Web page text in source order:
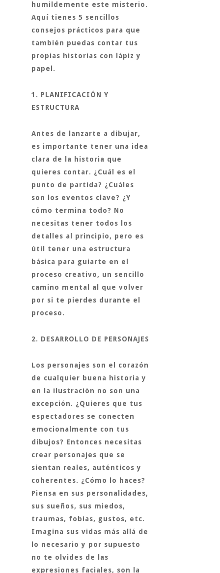
humildemente este misterio.
Aquí tienes 5 sencillos
consejos prácticos para que
también puedas contar tus
propias historias con lápiz y
papel.
1. PLANIFICACIÓN Y
ESTRUCTURA
Antes de lanzarte a dibujar,
es importante tener una idea
clara de la historia que
quieres contar. ¿Cuál es el
punto de partida? ¿Cuáles
son los eventos clave? ¿Y
cómo termina todo? No
necesitas tener todos los
detalles al principio, pero es
útil tener una estructura
básica para guiarte en el
proceso creativo, un sencillo
camino mental al que volver
por si te pierdes durante el
proceso.
2. DESARROLLO DE PERSONAJES
Los personajes son el corazón
de cualquier buena historia y
en la ilustración no son una
excepción. ¿Quieres que tus
espectadores se conecten
emocionalmente con tus
dibujos? Entonces necesitas
crear personajes que se
sientan reales, auténticos y
coherentes. ¿Cómo lo haces?
Piensa en sus personalidades,
sus sueños, sus miedos,
traumas, fobias, gustos, etc.
Imagina sus vidas más allá de
lo necesario y por supuesto
no te olvides de las
expresiones faciales, son la